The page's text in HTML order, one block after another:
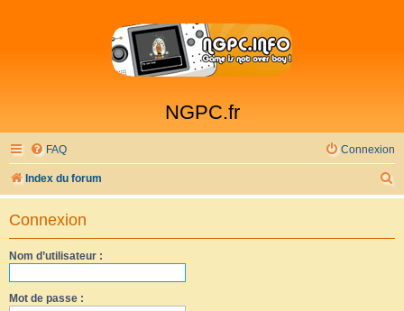
NGPC.fr
FAQ Connexion
Index du forum
e
Connexion
Nom d’utilisateur :
Mot de passe :